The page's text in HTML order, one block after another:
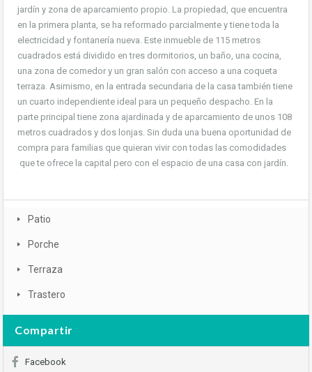
jardín y zona de aparcamiento propio. La propiedad, que encuentra
en la primera planta, se ha reformado parcialmente y tiene toda la
electricidad y fontanería nueva. Este inmueble de 115 metros
cuadrados está dividido en tres dormitorios, un baño, una cocina,
una zona de comedor y un gran salón con acceso a una coqueta
terraza. Asimismo, en la entrada secundaria de la casa también tiene
un cuarto independiente ideal para un pequeño despacho. En la
parte principal tiene zona ajardinada y de aparcamiento de unos 108
metros cuadrados y dos lonjas. Sin duda una buena oportunidad de
compra para familias que quieran vivir con todas las comodidades
que te ofrece la capital pero con el espacio de una casa con jardín.
Patio
Porche
Terraza
Trastero
Compartir
Facebook